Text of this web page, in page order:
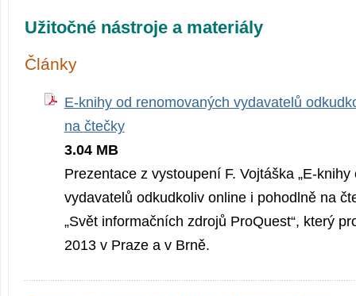
Užitočné nástroje a materiály
Články
E-knihy od renomovaných vydavatelů
na čtečky
3.04 MB
Prezentace z vystoupení F. Vojtáška „E-
vydavatelů odkudkoliv online i pohodlně na
„Svět informačních zdrojů ProQuest“, který
2013 v Praze a v Brně.